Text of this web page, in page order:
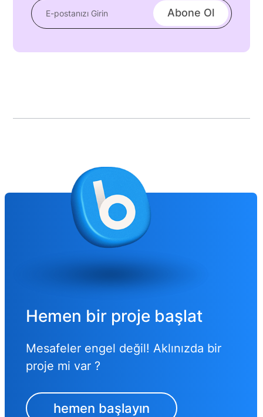
Hemen bir proje başlat
Mesafeler engel değil! Aklınızda bir
proje mi var ?
hemen başlayın